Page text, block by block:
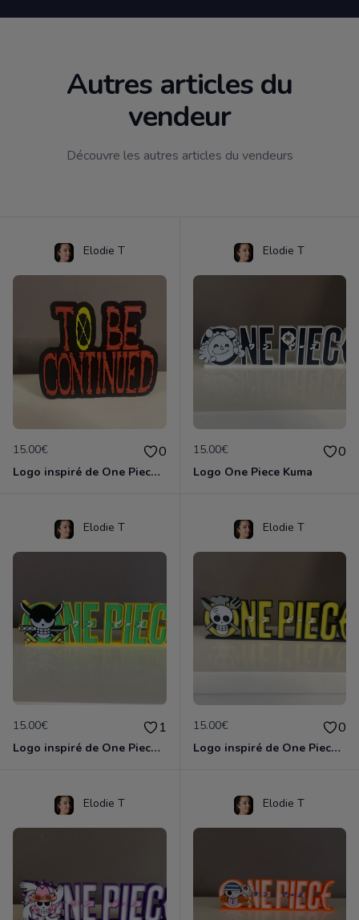
Autres articles du
vendeur
Découvre les autres articles du vendeurs
Elodie T
15.00€ 0
Logo inspiré de One Piece - To Be Continued
Elodie T
15.00€ 0
Logo One Piece Kuma
Elodie T
15.00€ 1
Logo inspiré de One Piece - Zoro
Elodie T
15.00€ 0
Logo inspiré de One Piece Sanji
Elodie T Elodie T